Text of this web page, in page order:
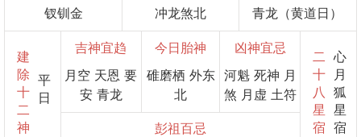
钗钏金
冲龙煞北
青龙（黄道日）
建
除
十
二
神
平
日
吉神宜趋
月空 天恩 要
安 青龙
今日胎神
碓磨栖 外东
北
凶神宜忌
河魁 死神 月
煞 月虚 土符
彭祖百忌
二
十
八
星
宿
心
月
狐
星
宿